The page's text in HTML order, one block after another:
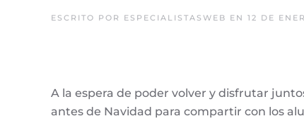
ESCRITO POR ESPECIALISTASWEB EN 12 DE
A la espera de poder volver y disfrutar
antes de Navidad para compartir con los